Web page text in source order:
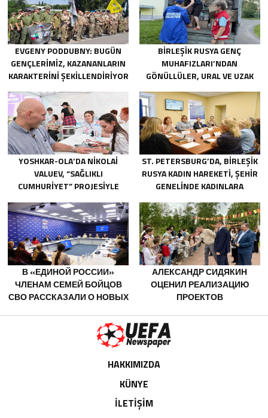
EVGENY PODDUBNY: BUGÜN
GENÇLERIMIZ, KAZANANLARIN
KARAKTERINI ŞEKILLENDIRIYOR
BIRLEŞIK RUSYA GENÇ
MUHAFIZLARI’NDAN
GÖNÜLLÜLER, URAL VE UZAK
SONUÇLARINI ORTADAN
KALDIRMAYA YARDIMCI OLUYOR
YOSHKAR-OLA’DA NIKOLAI
VALUEV, “SAĞLIKLI
CUMHURIYET” PROJESIYLE
ST. PETERSBURG’DA, BIRLEŞIK
RUSYA KADIN HAREKETI, ŞEHIR
GENELINDE KADINLARA
PROGRAMLARININ
GELIŞTIRILMESI IÇIN ÖNERILER
HAZIRLADI
В «ЕДИНОЙ РОССИИ»
ЧЛЕНАМ СЕМЕЙ БОЙЦОВ
СВО РАССКАЗАЛИ О НОВЫХ
АЛЕКСАНДР СИДЯКИН
ОЦЕНИЛ РЕАЛИЗАЦИЮ
ПРОЕКТОВ
ВОРОНЕЖСКОЙ ОБЛАСТИ
HAKKIMIZDA
KÜNYE
İLETİŞİM